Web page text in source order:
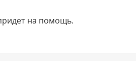
на помощь.